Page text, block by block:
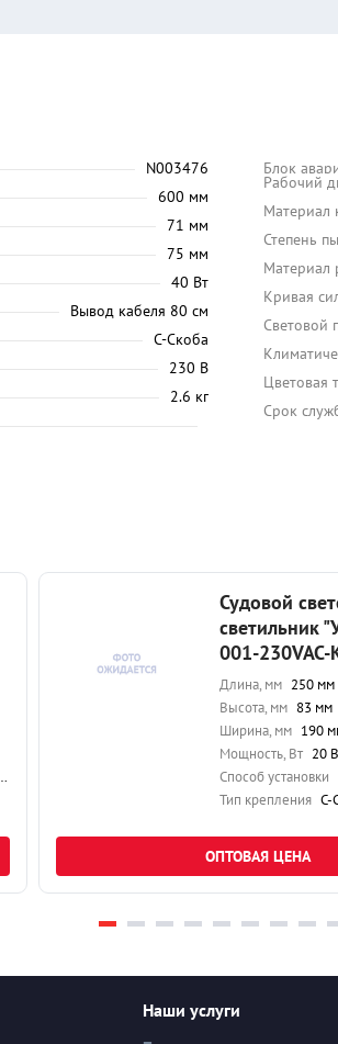
N003476
600 мм
71 мм
75 мм
40 Вт
Вывод кабеля 80 см
С-Скоба
230 В
2.6 кг
Блок
Рабочий
Материал
Степень
Материал
Кривая
Световой
Цветовая
Срок
Судовой
светильник
001-
Длина, мм 250 мм
Высота, мм 83 мм
Ширина, мм 190
Мощность, Вт 20
Способ установки
Тип крепления С-
ОПТОВАЯ ЦЕНА
Наши услуги